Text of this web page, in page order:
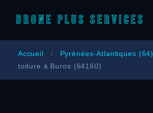
DRONE PLUS SERVICES
Accueil / Pyrénées-Atlantiques (64)
toiture à Buros (64160)